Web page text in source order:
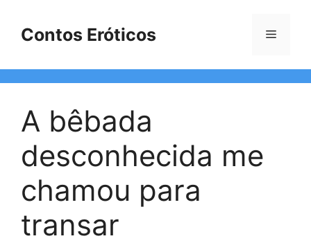
Contos Eróticos Menu
A bêbada
desconhecida me
chamou para
transar